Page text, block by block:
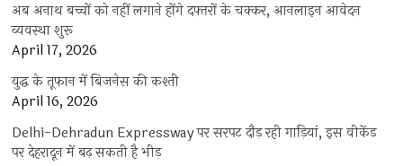
अब अनाथ बच्चों को नहीं लगाने होंगे दफ्तरों के चक्कर, आनलाइन आवेदन
व्यवस्था शुरू
April 17, 2026
युद्ध के तूफान में बिजनेस की कश्ती
April 16, 2026
Delhi-Dehradun Expressway पर सरपट दौड़ रही गाड़ियां, इस वीकेंड
पर देहरादून में बढ़ सकती है भीड़